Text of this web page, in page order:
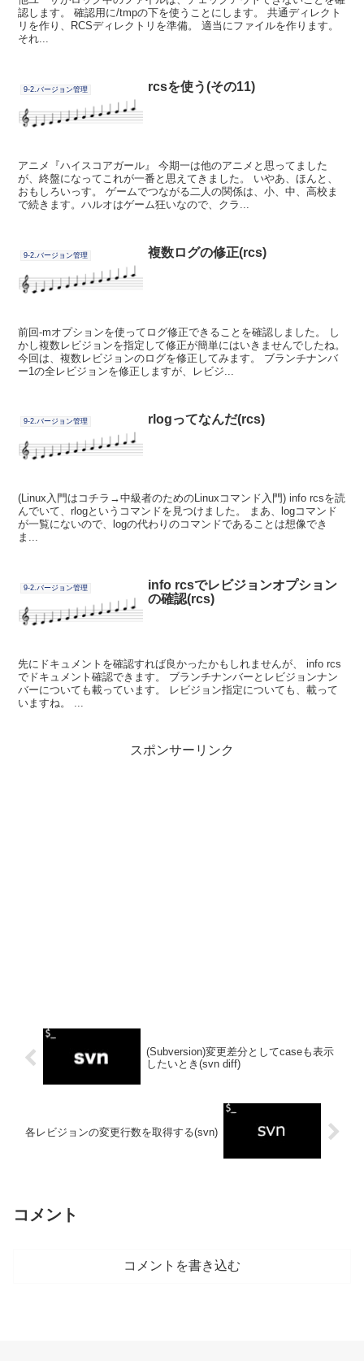
認します。 確認用に/tmpの下を使うことにします。 共通ディレクト
リを作り、RCSディレクトリを準備。 適当にファイルを作ります。
それ...
9-2.バージョン管理 rcsを使う(その11)
アニメ『ハイスコアガール』 今期一は他のアニメと思ってました
が、終盤になってこれが一番と思えてきました。 いやあ、ほんと、
おもしろいっす。 ゲームでつながる二人の関係は、小、中、高校ま
で続きます。ハルオはゲーム狂いなので、クラ...
9-2.バージョン管理 複数ログの修正(rcs)
前回-mオプションを使ってログ修正できることを確認しました。 し
かし複数レビジョンを指定して修正が簡単にはいきませんでしたね。
今回は、複数レビジョンのログを修正してみます。 ブランチナンバ
ー1の全レビジョンを修正しますが、レビジ...
9-2.バージョン管理 rlogってなんだ(rcs)
(Linux入門はコチラ→中級者のためのLinuxコマンド入門) info rcsを読
んでいて、rlogというコマンドを見つけました。 まあ、logコマンド
が一覧にないので、logの代わりのコマンドであることは想像でき
ま...
9-2.バージョン管理
info rcsでレビジョンオプション
の確認(rcs)
先にドキュメントを確認すれば良かったかもしれませんが、 info rcs
でドキュメント確認できます。 ブランチナンバーとレビジョンナン
バーについても載っています。 レビジョン指定についても、載って
いますね。 ...
スポンサーリンク
(Subversion)変更差分としてcaseも表示
したいとき(svn diff)
各レビジョンの変更行数を取得する(svn)
コメント
コメントを書き込む